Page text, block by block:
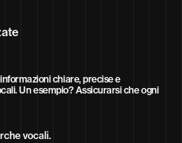
chiare, precise e
Un esempio? Assicurarsi che ogni
vocali.